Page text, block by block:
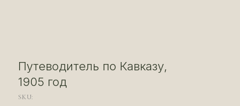
Путеводитель по Кавказу,
1905 год
SKU: